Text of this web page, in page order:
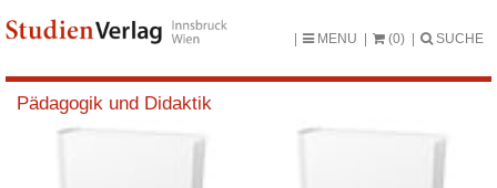
MENU (0) SUCHE
Pädagogik und Didaktik